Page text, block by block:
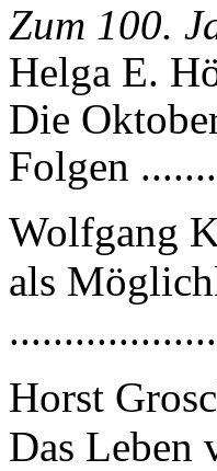
Zum 100.
Helga E.
Die
Folgen
Wolfgang
als
Horst
Das Leben